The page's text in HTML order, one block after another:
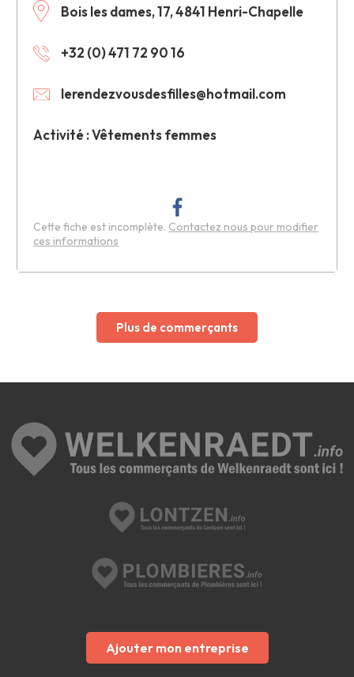
Bois les dames, 17, 4841 Henri-Chapelle
+32 (0) 471 72 90 16
lerendezvousdesfilles@hotmail.com
Activité : Vêtements femmes
Cette fiche est incomplète. Contactez nous pour modifier
ces informations
Plus de commerçants
Ajouter mon entreprise